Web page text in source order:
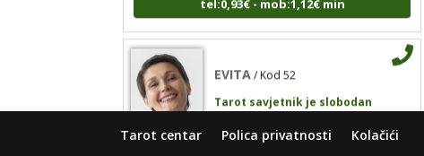
Tarot centar Polica privatnosti Kolačići